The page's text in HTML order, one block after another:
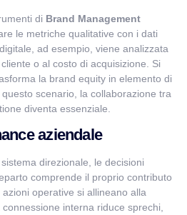
di Brand Management
le metriche qualitative con i dati
ad esempio, viene analizzata
o al costo di acquisizione. Si
la brand equity in elemento di
scenario, la collaborazione tra
diventa essenziale.
aziendale
direzionale, le decisioni
comprende il proprio contributo
operative si allineano alla
interna riduce sprechi,